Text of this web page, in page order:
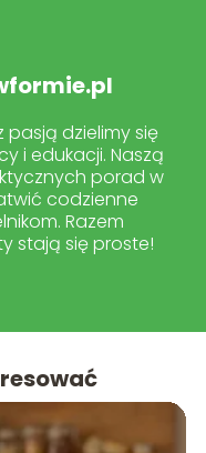
pasją dzielimy się
i edukacji. Naszą
porad w
codzienne
Razem
stają się proste!